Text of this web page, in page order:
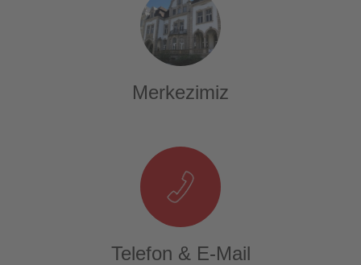
Merkezimiz
Telefon & E-Mail